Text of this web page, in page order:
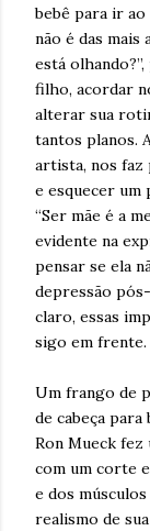
bebê para ir ao
não é das mais
está
filho, acordar
alterar sua
tantos planos.
artista, nos faz
e esquecer um
“Ser mãe é a
evidente na
pensar se ela
depressão
claro, essas
sigo em frente.
Um frango de
de cabeça para
Ron Mueck
com um corte
e dos
realismo de